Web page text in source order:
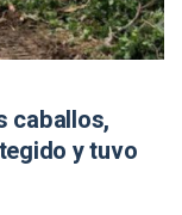
caballos,
y tuvo